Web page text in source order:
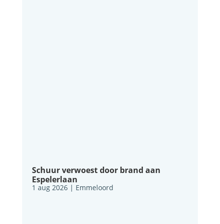
Schuur verwoest door brand aan
Espelerlaan
1 aug 2026| Emmeloord